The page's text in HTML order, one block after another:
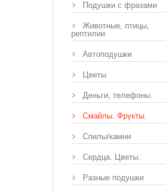
Подушки с фразами
Животные, птицы,
рептилии
Автоподушки
Цветы
Деньги, телефоны.
Смайлы. Фрукты.
Спилы/камни
Сердца. Цветы.
Разные подушки